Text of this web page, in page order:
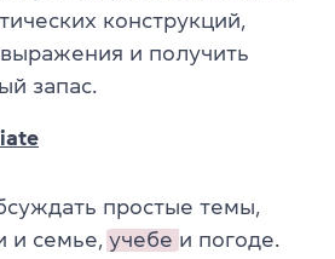
конструкций,
и получить
запас.
простые темы,
и семье, учебе и погоде.